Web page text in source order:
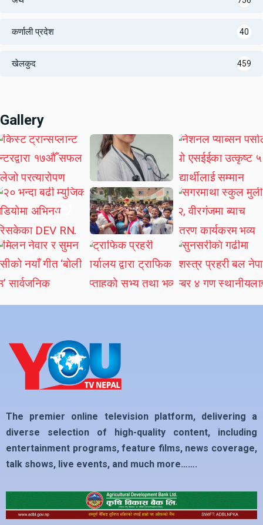
कर्णाली प्रदेश 40
खेलकुद 459
Gallery
The premier online television platform, delivering a
diverse selection of high-quality content, including
entertainment programs, feature films, news coverage,
talk shows, live events, and much more…….